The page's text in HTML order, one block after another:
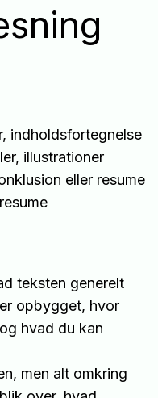
indholdsfortegnelse
illustrationer
eller resume
teksten generelt
opbygget, hvor
hvad du kan
men alt omkring